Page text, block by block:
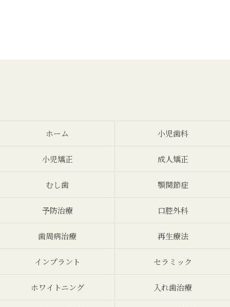
ホーム 小児歯科
小児矯正 成人矯正
むし歯 顎関節症
予防治療 口腔外科
歯周病治療 再生療法
インプラント セラミック
ホワイトニング 入れ歯治療